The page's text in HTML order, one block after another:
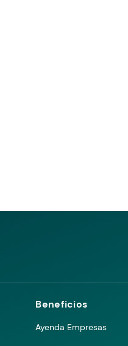
Beneficios
Ayenda Empresas